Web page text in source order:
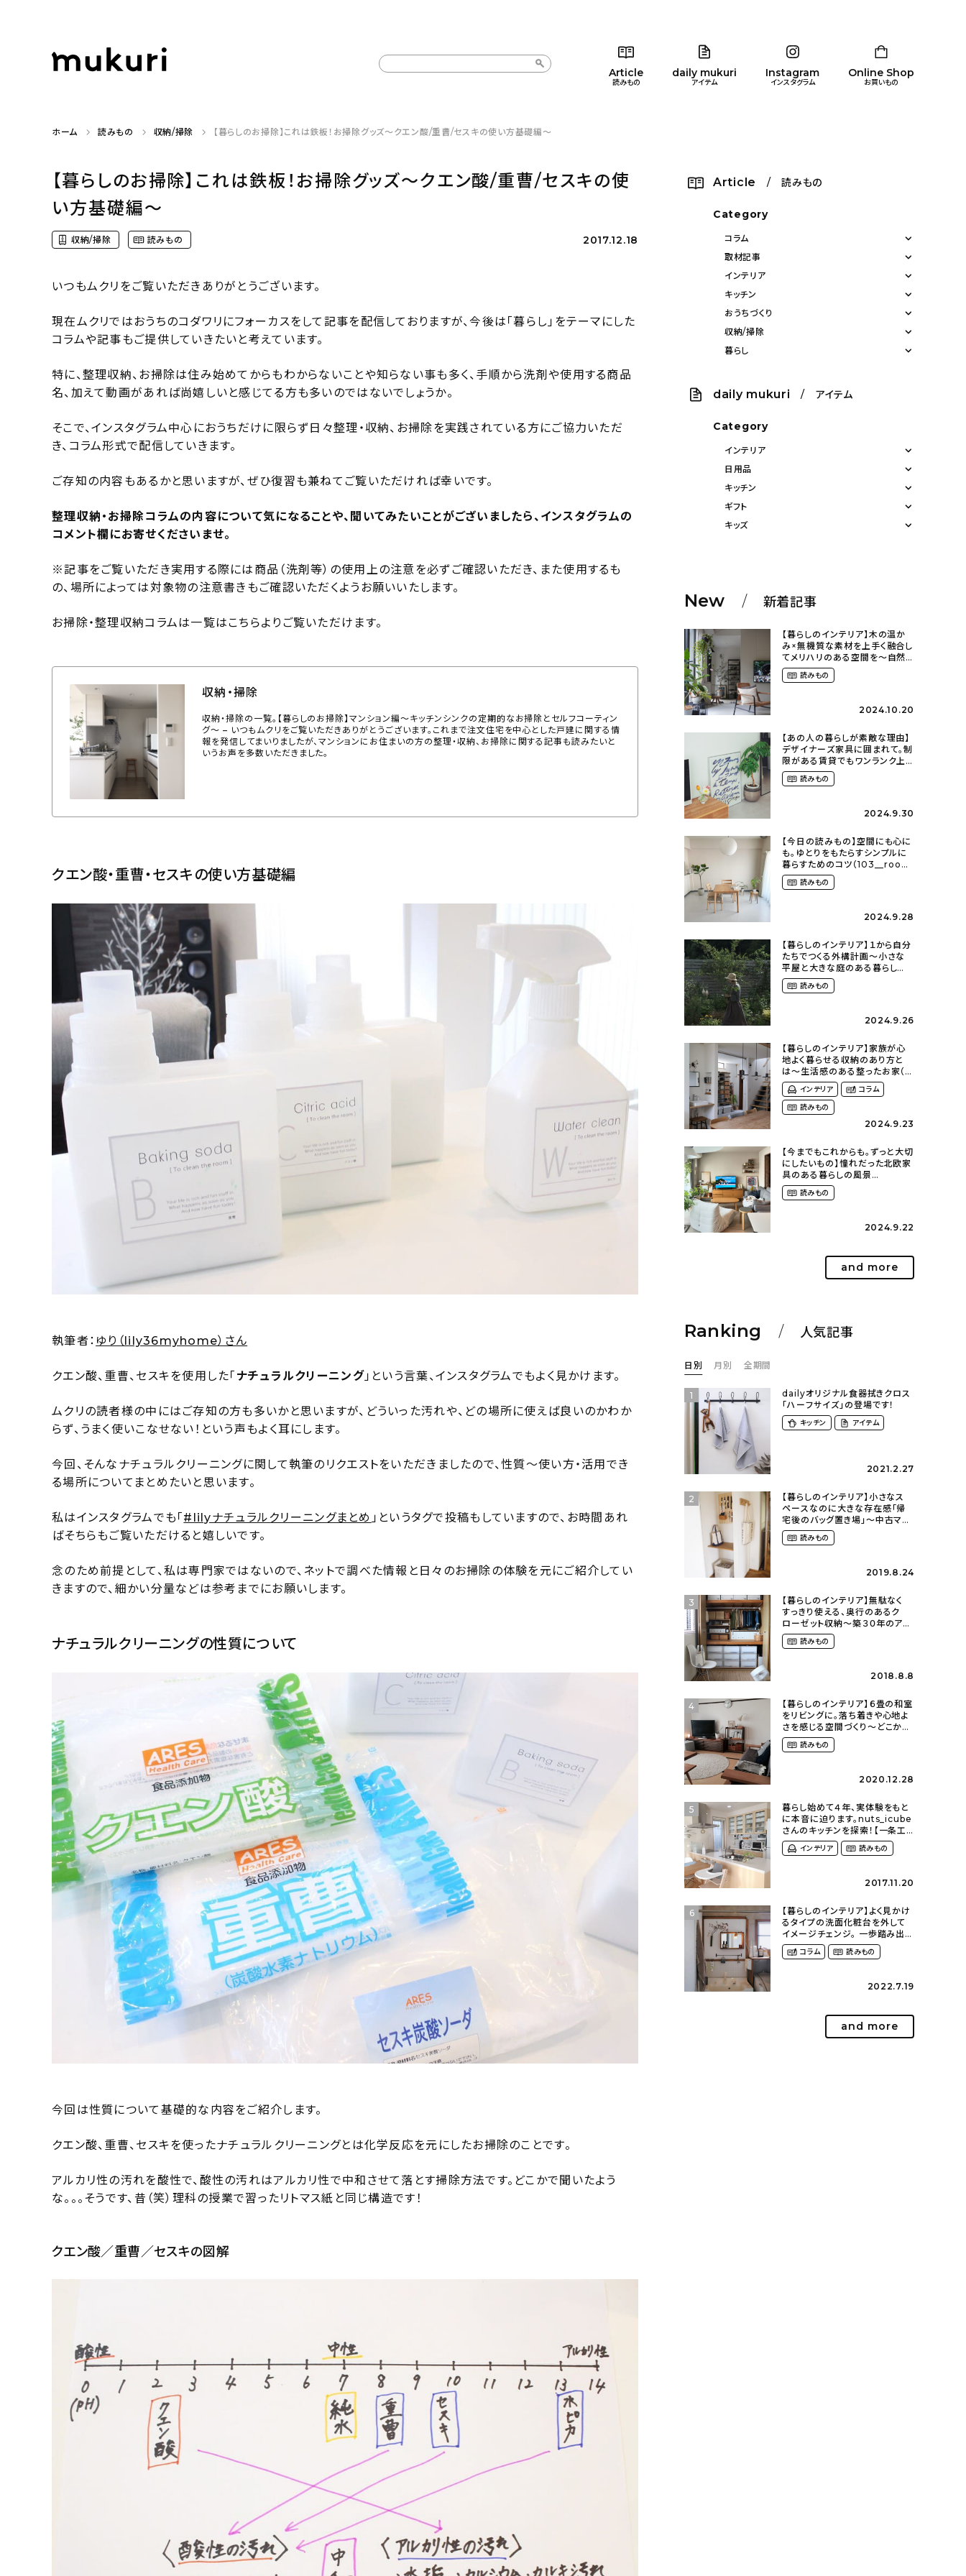
Article
読みもの
daily mukuri
アイテム
Instagram
インスタグラム
Online Shop
お買いもの
カテゴリー一覧カテゴリー一覧
ホーム 読みもの 収納/掃除 【暮らしのお掃除】これは鉄板！お掃除グッズ〜クエン酸/重曹/セスキの使い方基礎編〜
【暮らしのお掃除】これは鉄板！お掃除グッズ〜クエン酸/重曹/セスキの使
い方基礎編〜
収納/掃除 読みもの 2017.12.18
いつもムクリをご覧いただきありがとうございます。
現在ムクリではおうちのコダワリにフォーカスをして記事を配信しておりますが、今後は「暮らし」をテーマにした
コラムや記事もご提供していきたいと考えています。
特に、整理収納、お掃除は住み始めてからもわからないことや知らない事も多く、手順から洗剤や使用する商品
名、加えて動画があれば尚嬉しいと感じてる方も多いのではないでしょうか。
そこで、インスタグラム中心におうちだけに限らず日々整理・収納、お掃除を実践されている方にご協力いただ
き、コラム形式で配信していきます。
ご存知の内容もあるかと思いますが、ぜひ復習も兼ねてご覧いただければ幸いです。
整理収納・お掃除コラムの内容について気になることや、聞いてみたいことがございましたら、インスタグラムの
コメント欄にお寄せくださいませ。
※記事をご覧いただき実用する際には商品（洗剤等）の使用上の注意を必ずご確認いただき、また使用するも
の、場所によっては対象物の注意書きもご確認いただくようお願いいたします。
お掃除・整理収納コラムは一覧はこちらよりご覧いただけます。
収納・掃除
収納・掃除の一覧。【暮らしのお掃除】マンション編〜キッチンシンクの定期的なお掃除とセルフコーティン
グ〜 – いつもムクリをご覧いただきありがとうございます。これまで注文住宅を中心とした戸建に関する情
報を発信してまいりましたが、マンションにお住まいの方の整理・収納、お掃除に関する記事も読みたいと
いうお声を多数いただきました。
クエン酸・重曹・セスキの使い方基礎編
執筆者： ゆり（lily36myhome）さん
クエン酸、重曹、セスキを使用した「 ナチュラルクリーニング」という言葉、インスタグラムでもよく見かけます。
ムクリの読者様の中にはご存知の方も多いかと思いますが、どういった汚れや、どの場所に使えば良いのかわか
らず、うまく使いこなせない！という声もよく耳にします。
今回、そんなナチュラルクリーニングに関して執筆のリクエストをいただきましたので、性質〜使い方・活用でき
る場所についてまとめたいと思います。
私はインスタグラムでも「#lilyナチュラルクリーニングまとめ 」というタグで投稿もしていますので、お時間あれ
ばそちらもご覧いただけると嬉しいです。
念のため前提として、私は専門家ではないので、ネットで調べた情報と日々のお掃除の体験を元にご紹介してい
きますので、細かい分量などは参考までにお願いします。
ナチュラルクリーニングの性質について
今回は性質について基礎的な内容をご紹介します。
クエン酸、重曹、セスキを使ったナチュラルクリーニングとは化学反応を元にしたお掃除のことです。
アルカリ性の汚れを酸性で、酸性の汚れはアルカリ性で中和させて落とす掃除方法です。どこかで聞いたよう
な。。。そうです、昔（笑）理科の授業で習ったリトマス紙と同じ構造です！
クエン酸／重曹／セスキの図解
Article / 読みもの
Category
コラム
取材記事
インテリア
キッチン
おうちづくり
収納/掃除
暮らし
daily mukuri / アイテム
Category
インテリア
日用品
キッチン
ギフト
キッズ
New 新着記事
【暮らしのインテリア】木の温か
み×無機質な素材を上手く融合し
てメリハリのある空間を〜自然
に囲まれて暮らす（ki_no_ieさ
ん） 読みもの
2024.10.20
【あの人の暮らしが素敵な理由】
デザイナーズ家具に囲まれて。制
限がある賃貸でもワンランク上
のお部屋に〜狭くても好きな暮
らしのこと（_____chika708さ
読みもの
2024.9.30
【今日の読みもの】空間にも心に
も。ゆとりをもたらすシンプルに
暮らすためのコツ（103__room
さん）
読みもの
2024.9.28
【暮らしのインテリア】１から自分
たちでつくる外構計画〜小さな
平屋と大きな庭のある暮らし
（tsumikiniwaさん）
読みもの
2024.9.26
【暮らしのインテリア】家族が心
地よく暮らせる収納のあり方と
は〜生活感のある整ったお家（
kaya___ieさん）
インテリア
コラム
読みもの
2024.9.23
【今までもこれからも。ずっと大切
にしたいもの】憧れだった北欧家
具のある暮らしの風景
（m._.k_homeさん）
読みもの
2024.9.22
and more
Ranking 人気記事
日別 月別 全期間
1
dailyオリジナル食器拭きクロス
「ハーフサイズ」の登場です！
キッチン アイテム
2021.2.27
2
【暮らしのインテリア】小さなス
ペースなのに大きな存在感「帰
宅後のバッグ置き場」～中古マン
ションリノベーションで叶えたコ
ダワリの暮らし（cocoyuko___
読みもの
2019.8.24
3
【暮らしのインテリア】無駄なく
すっきり使える、奥行のあるク
ローゼット収納〜築３０年のア
パートにある暮らし
（mari_ppe_さん）
読みもの
2018.8.8
4
【暮らしのインテリア】６畳の和室
をリビングに。落ち着きや心地よ
さを感じる空間づくり〜どこか懐
かしい団地暮らし（fumi4511さ
ん） 読みもの
2020.12.28
5
暮らし始めて４年、実体験をもと
に本音に迫ります。nuts_icube
さんのキッチンを探索！【一条工
務店 i-cube】
インテリア 読みもの
2017.11.20
6
【暮らしのインテリア】よく見かけ
るタイプの洗面化粧台を外して
イメージチェンジ。 一歩踏み出し
て理想の空間へ〜築１２年の建
売住宅をDIYする暮らし
コラム 読みもの
2022.7.19
and more